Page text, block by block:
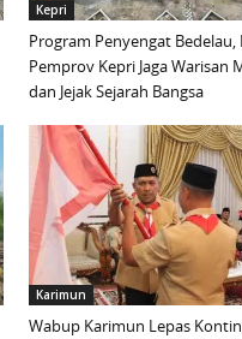
Kepri
Program Penyengat
Pemprov Kepri Jaga Warisan
dan Jejak Sejarah Bangsa
Karimun
Wabup Karimun Lepas